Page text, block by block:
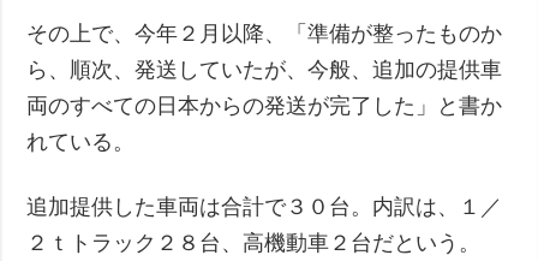
その上で、今年２月以降、「準備が整ったものか
ら、順次、発送していたが、今般、追加の提供車
両のすべての日本からの発送が完了した」と書か
れている。
追加提供した車両は合計で３０台。内訳は、１／
２ｔトラック２８台、高機動車２台だという。